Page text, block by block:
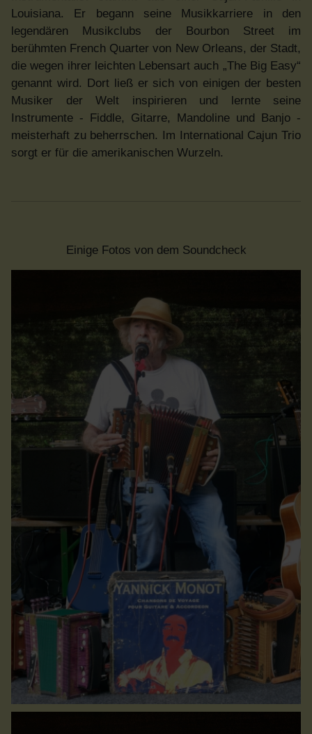
Louisiana. Er begann seine Musikkarriere in den
legendären Musikclubs der Bourbon Street im
berühmten French Quarter von New Orleans, der Stadt,
die wegen ihrer leichten Lebensart auch „The Big Easy“
genannt wird. Dort ließ er sich von einigen der besten
Musiker der Welt inspirieren und lernte seine
Instrumente - Fiddle, Gitarre, Mandoline und Banjo -
meisterhaft zu beherrschen. Im International Cajun Trio
sorgt er für die amerikanischen Wurzeln.
Einige Fotos von dem Soundcheck